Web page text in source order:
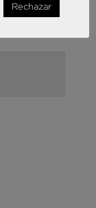
Rechazar